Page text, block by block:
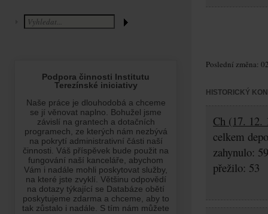
Poslední změna:
HISTORICKÝ
Ch (17. 12.
celkem
zahynulo:
přežilo: 53